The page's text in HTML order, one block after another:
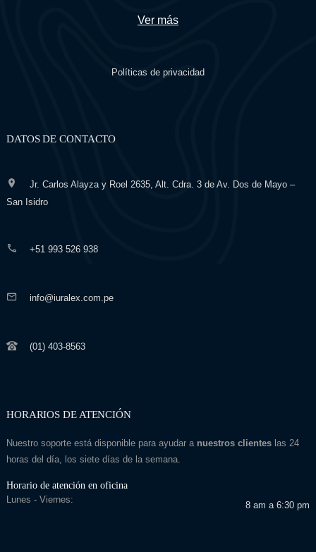
Ver más
Políticas de privacidad
DATOS DE CONTACTO
Jr. Carlos Alayza y Roel 2635, Alt. Cdra. 3 de Av. Dos de Mayo –
San Isidro
+51 993 526 938
info@iuralex.com.pe
(01) 403-8563
HORARIOS DE ATENCIÓN
Nuestro soporte está disponible para ayudar a nuestros clienteslas 24
horas del día, los siete días de la semana.
Horario de atención en oficina
Lunes - Viernes:
8 am a 6:30 pm